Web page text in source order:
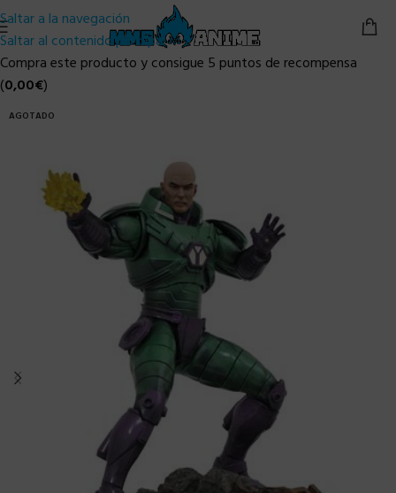
Saltar a la navegación
Saltar al contenido principal
Compra este producto y consigue 5 puntos de recompensa
(0,00€)
AGOTADO